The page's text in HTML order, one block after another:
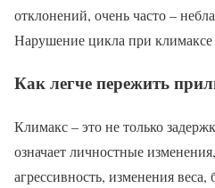
отклонений, очень часто –
Нарушение цикла при климаксе
Как легче пережить
Климакс – это не только
означает личностные
агрессивность, изменения